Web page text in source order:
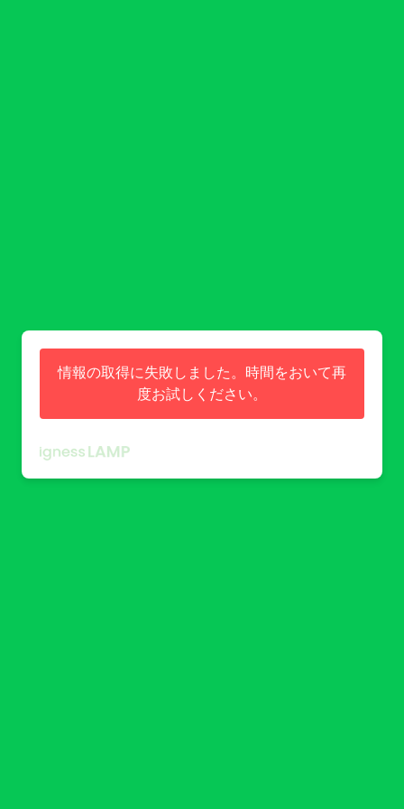
情報の取得に失敗しました。時間をおいて再
度お試しください。